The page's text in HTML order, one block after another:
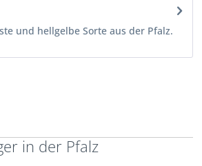
und hellgelbe Sorte aus der Pfalz.
in der Pfalz